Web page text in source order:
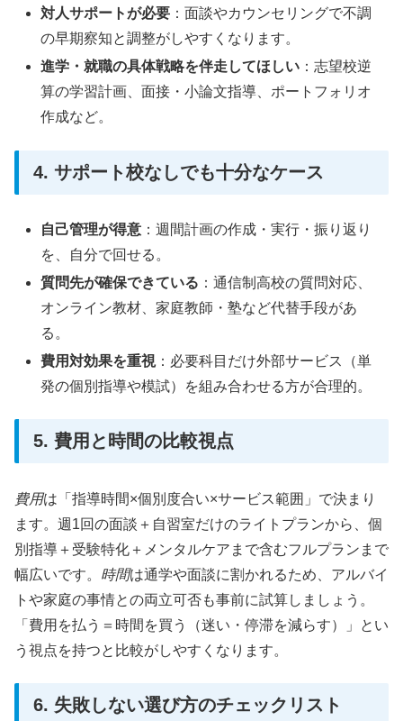
対人サポートが必要 ：面談やカウンセリングで不調
の早期察知と調整がしやすくなります。
進学・就職の具体戦略を伴走してほしい ：志望校逆
算の学習計画、面接・小論文指導、ポートフォリオ
作成など。
4. サポート校なしでも十分なケース
自己管理が得意 ：週間計画の作成・実行・振り返り
を、自分で回せる。
質問先が確保できている ：通信制高校の質問対応、
オンライン教材、家庭教師・塾など代替手段があ
る。
費用対効果を重視：必要科目だけ外部サービス（単
発の個別指導や模試）を組み合わせる方が合理的。
5. 費用と時間の比較視点
費用は「指導時間×個別度合い×サービス範囲」で決まり
ます。週1回の面談＋自習室だけのライトプランから、個
別指導＋受験特化＋メンタルケアまで含むフルプランまで
幅広いです。 時間は通学や面談に割かれるため、アルバイ
トや家庭の事情との両立可否も事前に試算しましょう。
「費用を払う＝時間を買う（迷い・停滞を減らす）」とい
う視点を持つと比較がしやすくなります。
6. 失敗しない選び方のチェックリスト